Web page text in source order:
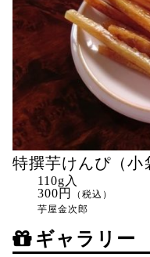
特撰芋けんぴ（小
110g入
300円
（税込）
芋屋金次郎
ギャラリー